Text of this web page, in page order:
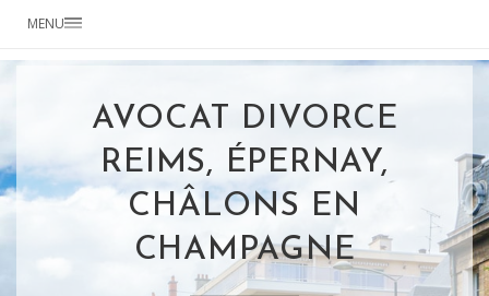
MENU
AVOCAT DIVORCE
REIMS, ÉPERNAY,
CHÂLONS EN
CHAMPAGNE